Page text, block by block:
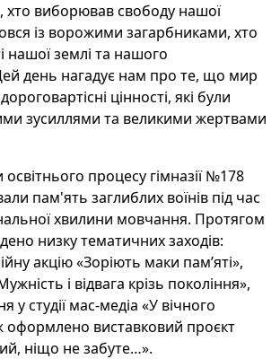
хто виборював свободу нашої
із ворожими загарбниками, хто
нашої землі та нашого
день нагадує нам про те, що мир
цінності, які були
зусиллями та великими жертвами
процесу гімназії №178
пам'ять заглиблих воїнів під час
хвилини мовчання. Протягом
низку тематичних заходів:
акцію «Зоріють маки пам’яті»,
і відвага крізь покоління»,
у студії мас-медіа «У вічного
оформлено виставковий проєкт
ніщо не забуте…».